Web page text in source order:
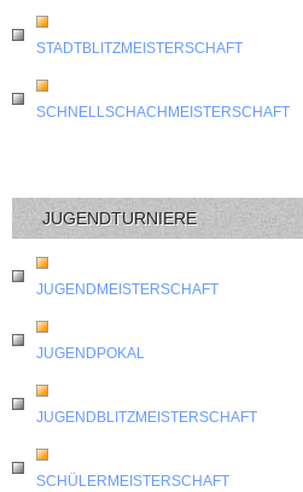
STADTBLITZMEISTERSCHAFT
SCHNELLSCHACHMEISTERSCHAFT
JUGENDTURNIERE
JUGENDMEISTERSCHAFT
JUGENDPOKAL
JUGENDBLITZMEISTERSCHAFT
SCHÜLERMEISTERSCHAFT